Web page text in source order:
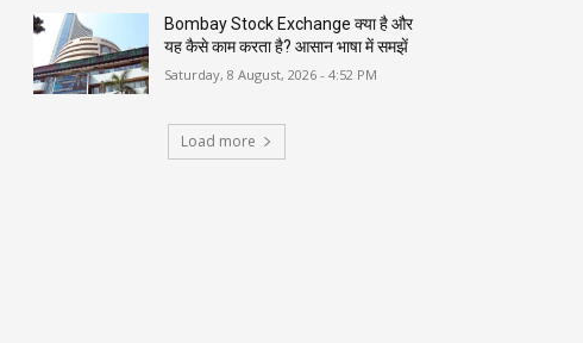
Bombay Stock Exchange क्या है और
यह कैसे काम करता है? आसान भाषा में समझें
Saturday, 8 August, 2026 - 4:52 PM
Load more